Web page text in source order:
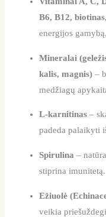
B6, B12,
energijos
Mineralai
kalis, magnis) –
medžiagų
L-karnitinas –
padeda palaikyti
Spirulina –
stiprina imunitetą.
Ežiuolė
veikia